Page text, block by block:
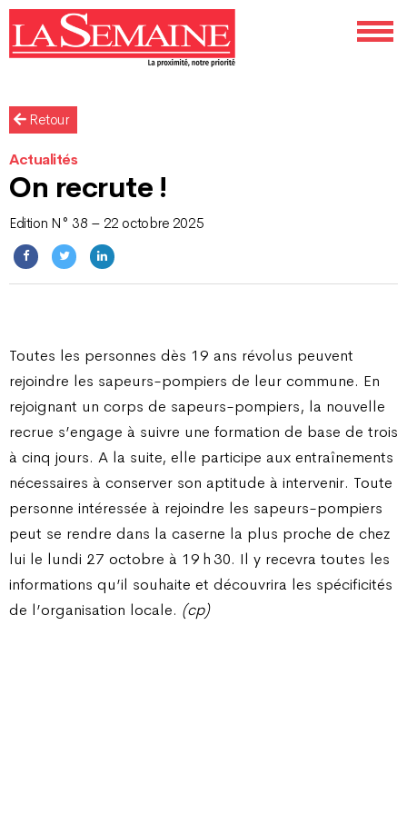
Retour
Actualités
On recrute !
Edition N° 38 – 22 octobre 2025
Toutes les personnes dès 19 ans révolus peuvent
rejoindre les sapeurs-pompiers de leur commune. En
rejoignant un corps de sapeurs-pompiers, la nouvelle
recrue s’engage à suivre une formation de base de trois
à cinq jours. A la suite, elle participe aux entraînements
nécessaires à conserver son aptitude à intervenir. Toute
personne intéressée à rejoindre les sapeurs-pompiers
peut se rendre dans la caserne la plus proche de chez
lui le lundi 27 octobre à 19 h 30. Il y recevra toutes les
informations qu’il souhaite et découvrira les spécificités
de l’organisation locale. (cp)